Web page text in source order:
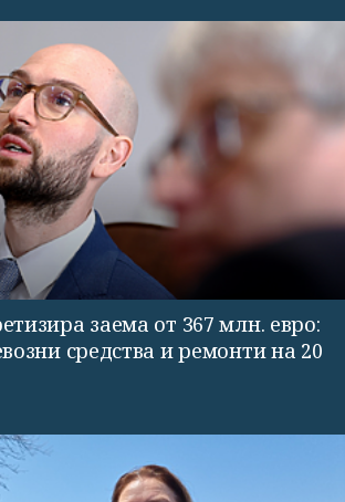
заема от 367 млн. евро:
средства и ремонти на 20